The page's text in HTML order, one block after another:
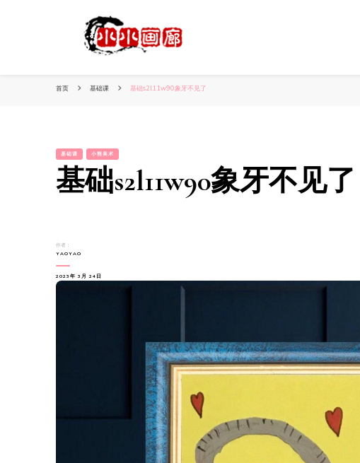
首页 基础课 基础s2l11w90象牙不见了
基础课 小熊美术
基础s2l11w90象牙不见了
作者：
YAOYAO
2023年 3月 24日